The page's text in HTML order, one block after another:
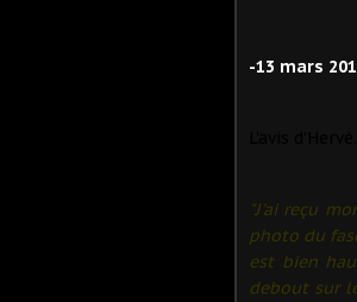
-13 mars
"J'ai reçu
photo du
est bien
debout sur